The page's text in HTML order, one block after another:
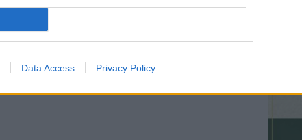
Data Access Privacy Policy